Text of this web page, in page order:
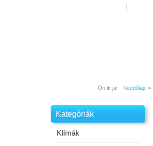
Ön itt jár: Kezdőlap >
Kategóriák
Klímák